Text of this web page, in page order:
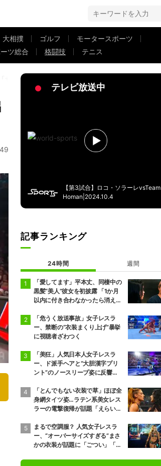
大相撲 ゴルフ
モータースポーツ
ツ総合 格闘技 テニス
イテーな男」波紋広がる
テレビ放送中
【第3試合】ロコ・ソラーレvsTeam
Homan|2024.10.4
記事ランキング
24時間 週間
「愛してます」平本丈、同棲中の
黒髪“美人”彼女を初披露 「1か月
以内に付き合わなかったら消え
「危うく放送事故」女子レスラ
ー、禁断の“衣装まくり上げ”暴挙
に視聴者ざわつく
「美狂」人気日本人女子レスラ
ー、ド派手ヘアと“大胆漢字プリ
ント”のノースリーブ姿に反響
「とんでもない衣装で草」ほぼ全
身網タイツ姿…ラテン系美女レス
ラーの電撃復帰が話題「えらいセ
まるで空調服？ 人気女子レスラ
ー、“オーバーサイズすぎる”まさ
かの衣装が話題に「ごつい」「肩